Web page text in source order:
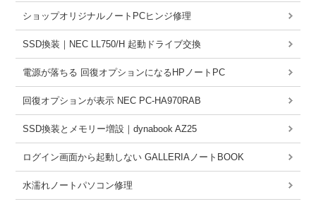
ショップオリジナルノートPCヒンジ修理
SSD換装｜NEC LL750/H 起動ドライブ交換
電源が落ちる 回復オプションになるHPノートPC
回復オプションが表示 NEC PC-HA970RAB
SSD換装とメモリー増設｜dynabook AZ25
ログイン画面から起動しない GALLERIAノートBOOK
水濡れノートパソコン修理